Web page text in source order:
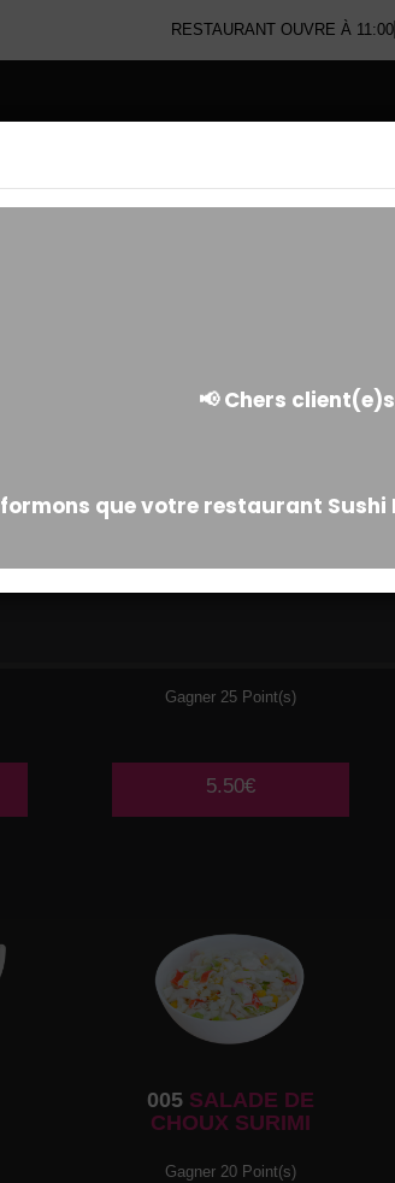
RESTAURANT OUVRE À 11:00
Gagner 25 Point(s)
5.50€
005 SALADE DE
CHOUX SURIMI
Gagner 20 Point(s)